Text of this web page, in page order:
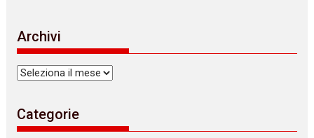
c
e
Archivi
Archivi
Categorie